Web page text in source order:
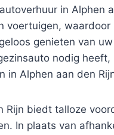
in Alphen
voertuigen,
genieten van
nodig
in Alphen aan den
Rijn biedt talloze
In plaats van